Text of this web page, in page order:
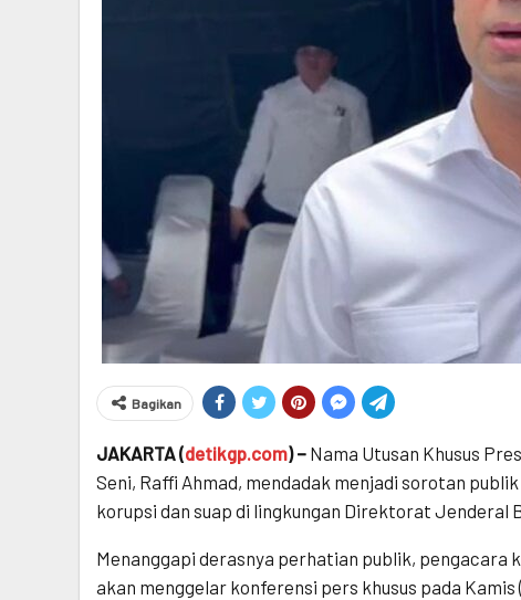
Bagikan
JAKARTA (detikgp.com) – Nama Utusan Khusus
Seni, Raffi Ahmad, mendadak menjadi sorotan
korupsi dan suap di lingkungan Direktorat Jenderal
Menanggapi derasnya perhatian publik, pengacara
akan menggelar konferensi pers khusus pada Kamis